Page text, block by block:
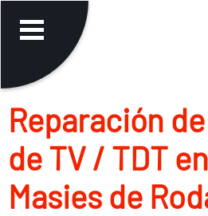
Reparación
de TV / TDT
Masies de